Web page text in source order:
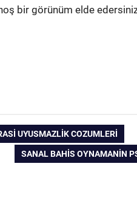
bir görünüm elde
UYUSMAZLIK COZUMLERI
NEXT
SANAL BAHIS OYNAMANIN